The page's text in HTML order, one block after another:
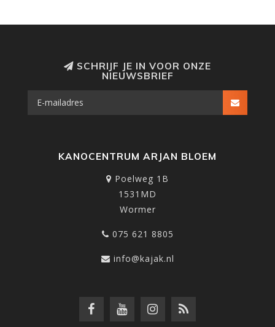
SCHRIJF JE IN VOOR ONZE
NIEUWSBRIEF
KANOCENTRUM ARJAN BLOEM
Poelweg 1B
1531MD
Wormer
075 621 8805
info@kajak.nl